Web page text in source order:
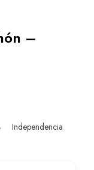
–
Independencia